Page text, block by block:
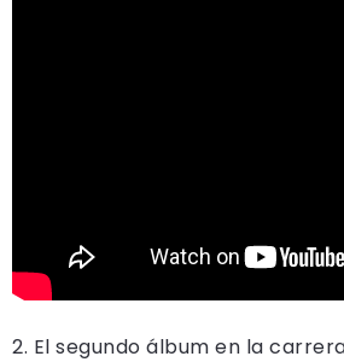
2. El segundo álbum en la